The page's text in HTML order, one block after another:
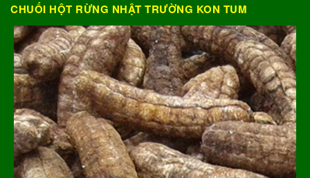
CHUỐI HỘT RỪNG NHẬT TRƯỜNG KON TUM